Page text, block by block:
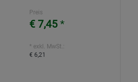
Preis
€ 7,45 *
* exkl. MwSt.:
€ 6,21